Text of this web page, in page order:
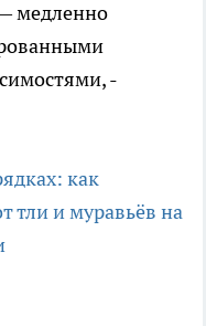
медленно
-
как
тли и муравьёв на